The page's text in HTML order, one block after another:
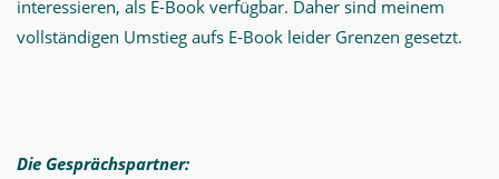
interessieren, als E-Book verfügbar. Daher sind meinem
vollständigen Umstieg aufs E-Book leider Grenzen gesetzt.
Die Gesprächspartner: